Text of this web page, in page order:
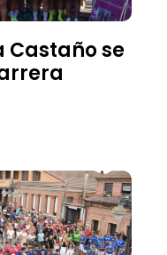
Castaño se